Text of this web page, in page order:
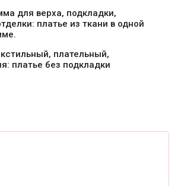
для верха, подкладки,
платье из ткани в одной
плательный,
платье без подкладки